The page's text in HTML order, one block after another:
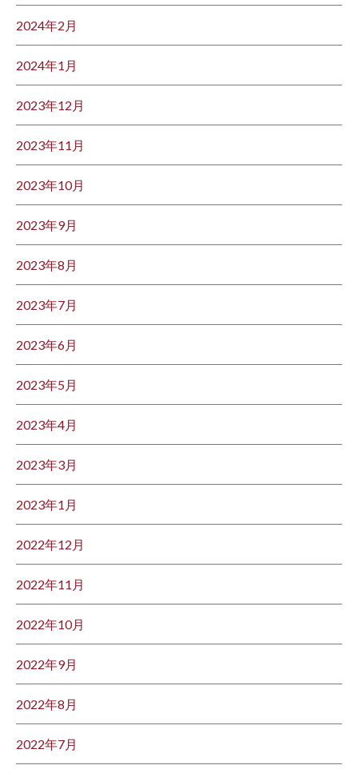
2024年2月
2024年1月
2023年12月
2023年11月
2023年10月
2023年9月
2023年8月
2023年7月
2023年6月
2023年5月
2023年4月
2023年3月
2023年1月
2022年12月
2022年11月
2022年10月
2022年9月
2022年8月
2022年7月